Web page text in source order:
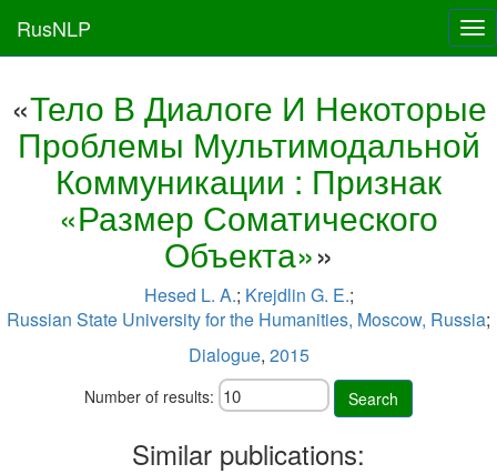
RusNLP
«Тело В Диалоге И Некоторые
Проблемы Мультимодальной
Коммуникации : Признак
«Размер Соматического
Объекта»»
Hesed L. A.; Krejdlin G. E.;
Russian State University for the Humanities, Moscow, Russia;
Dialogue, 2015
Number of results: Search
Similar publications: